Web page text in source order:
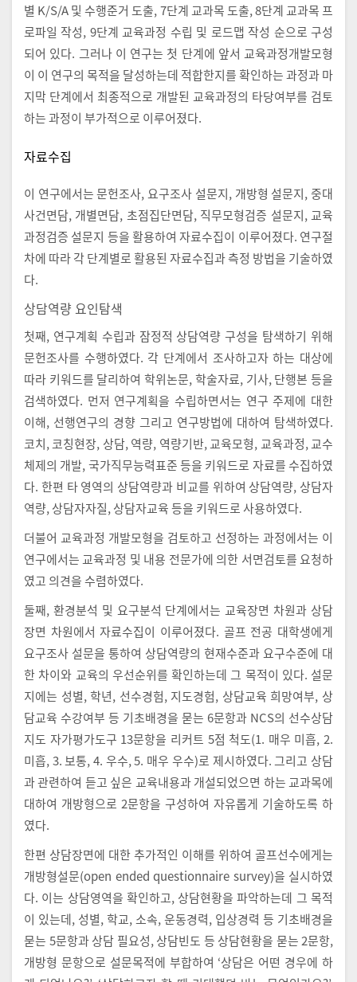
별 K/S/A 및 수행준거 도출, 7단계 교과목 도출, 8단계 교과목 프
로파일 작성, 9단계 교육과정 수립 및 로드맵 작성 순으로 구성
되어 있다. 그러나 이 연구는 첫 단계에 앞서 교육과정개발모형
이 이 연구의 목적을 달성하는데 적합한지를 확인하는 과정과 마
지막 단계에서 최종적으로 개발된 교육과정의 타당여부를 검토
하는 과정이 부가적으로 이루어졌다.
자료수집
이 연구에서는 문헌조사, 요구조사 설문지, 개방형 설문지, 중대
사건면담, 개별면담, 초점집단면담, 직무모형검증 설문지, 교육
과정검증 설문지 등을 활용하여 자료수집이 이루어졌다. 연구절
차에 따라 각 단계별로 활용된 자료수집과 측정 방법을 기술하였
다.
상담역량 요인탐색
첫째, 연구계획 수립과 잠정적 상담역량 구성을 탐색하기 위해
문헌조사를 수행하였다. 각 단계에서 조사하고자 하는 대상에
따라 키워드를 달리하여 학위논문, 학술자료, 기사, 단행본 등을
검색하였다. 먼저 연구계획을 수립하면서는 연구 주제에 대한
이해, 선행연구의 경향 그리고 연구방법에 대하여 탐색하였다.
코치, 코칭현장, 상담, 역량, 역량기반, 교육모형, 교육과정, 교수
체제의 개발, 국가직무능력표준 등을 키워드로 자료를 수집하였
다. 한편 타 영역의 상담역량과 비교를 위하여 상담역량, 상담자
역량, 상담자자질, 상담자교육 등을 키워드로 사용하였다.
더불어 교육과정 개발모형을 검토하고 선정하는 과정에서는 이
연구에서는 교육과정 및 내용 전문가에 의한 서면검토를 요청하
였고 의견을 수렴하였다.
둘째, 환경분석 및 요구분석 단계에서는 교육장면 차원과 상담
장면 차원에서 자료수집이 이루어졌다. 골프 전공 대학생에게
요구조사 설문을 통하여 상담역량의 현재수준과 요구수준에 대
한 차이와 교육의 우선순위를 확인하는데 그 목적이 있다. 설문
지에는 성별, 학년, 선수경험, 지도경험, 상담교육 희망여부, 상
담교육 수강여부 등 기초배경을 묻는 6문항과 NCS의 선수상담
지도 자가평가도구 13문항을 리커트 5점 척도(1. 매우 미흡, 2.
미흡, 3. 보통, 4. 우수, 5. 매우 우수)로 제시하였다. 그리고 상담
과 관련하여 듣고 싶은 교육내용과 개설되었으면 하는 교과목에
대하여 개방형으로 2문항을 구성하여 자유롭게 기술하도록 하
였다.
한편 상담장면에 대한 추가적인 이해를 위하여 골프선수에게는
개방형설문(open ended questionnaire survey)을 실시하였
다. 이는 상담영역을 확인하고, 상담현황을 파악하는데 그 목적
이 있는데, 성별, 학교, 소속, 운동경력, 입상경력 등 기초배경을
묻는 5문항과 상담 필요성, 상담빈도 등 상담현황을 묻는 2문항,
개방형 문항으로 설문목적에 부합하여 ‘상담은 어떤 경우에 하